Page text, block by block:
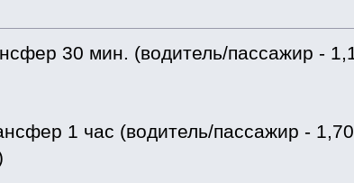
30 мин. (водитель/пассажир -
1 час (водитель/пассажир -